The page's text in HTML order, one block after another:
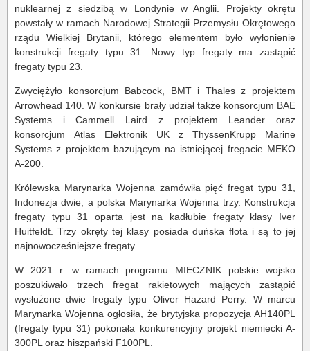
nuklearnej z siedzibą w Londynie w Anglii. Projekty okrętu
powstały w ramach Narodowej Strategii Przemysłu Okrętowego
rządu Wielkiej Brytanii, którego elementem było wyłonienie
konstrukcji fregaty typu 31. Nowy typ fregaty ma zastąpić
fregaty typu 23.
Zwyciężyło konsorcjum Babcock, BMT i Thales z projektem
Arrowhead 140. W konkursie brały udział także konsorcjum BAE
Systems i Cammell Laird z projektem Leander oraz
konsorcjum Atlas Elektronik UK z ThyssenKrupp Marine
Systems z projektem bazującym na istniejącej fregacie MEKO
A-200.
Królewska Marynarka Wojenna zamówiła pięć fregat typu 31,
Indonezja dwie, a polska Marynarka Wojenna trzy. Konstrukcja
fregaty typu 31 oparta jest na kadłubie fregaty klasy Iver
Huitfeldt. Trzy okręty tej klasy posiada duńska flota i są to jej
najnowocześniejsze fregaty.
W 2021 r. w ramach programu MIECZNIK polskie wojsko
poszukiwało trzech fregat rakietowych mających zastąpić
wysłużone dwie fregaty typu Oliver Hazard Perry. W marcu
Marynarka Wojenna ogłosiła, że brytyjska propozycja AH140PL
(fregaty typu 31) pokonała konkurencyjny projekt niemiecki A-
300PL oraz hiszpański F100PL.